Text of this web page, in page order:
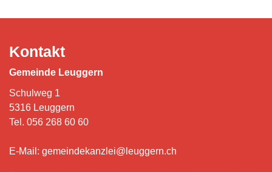
Kontakt
Gemeinde Leuggern
Schulweg 1
5316 Leuggern
Tel. 056 268 60 60
E-Mail: gemeindekanzlei@leuggern.ch